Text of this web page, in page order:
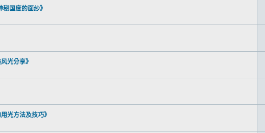
国度的面纱》
光分享》
光方法及技巧》